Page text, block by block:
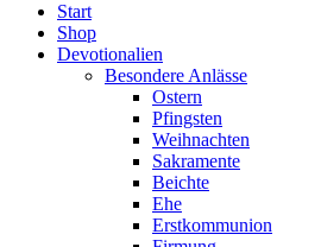
Start
Shop
Devotionalien
Besondere Anlässe
Ostern
Pfingsten
Weihnachten
Sakramente
Beichte
Ehe
Erstkommunion